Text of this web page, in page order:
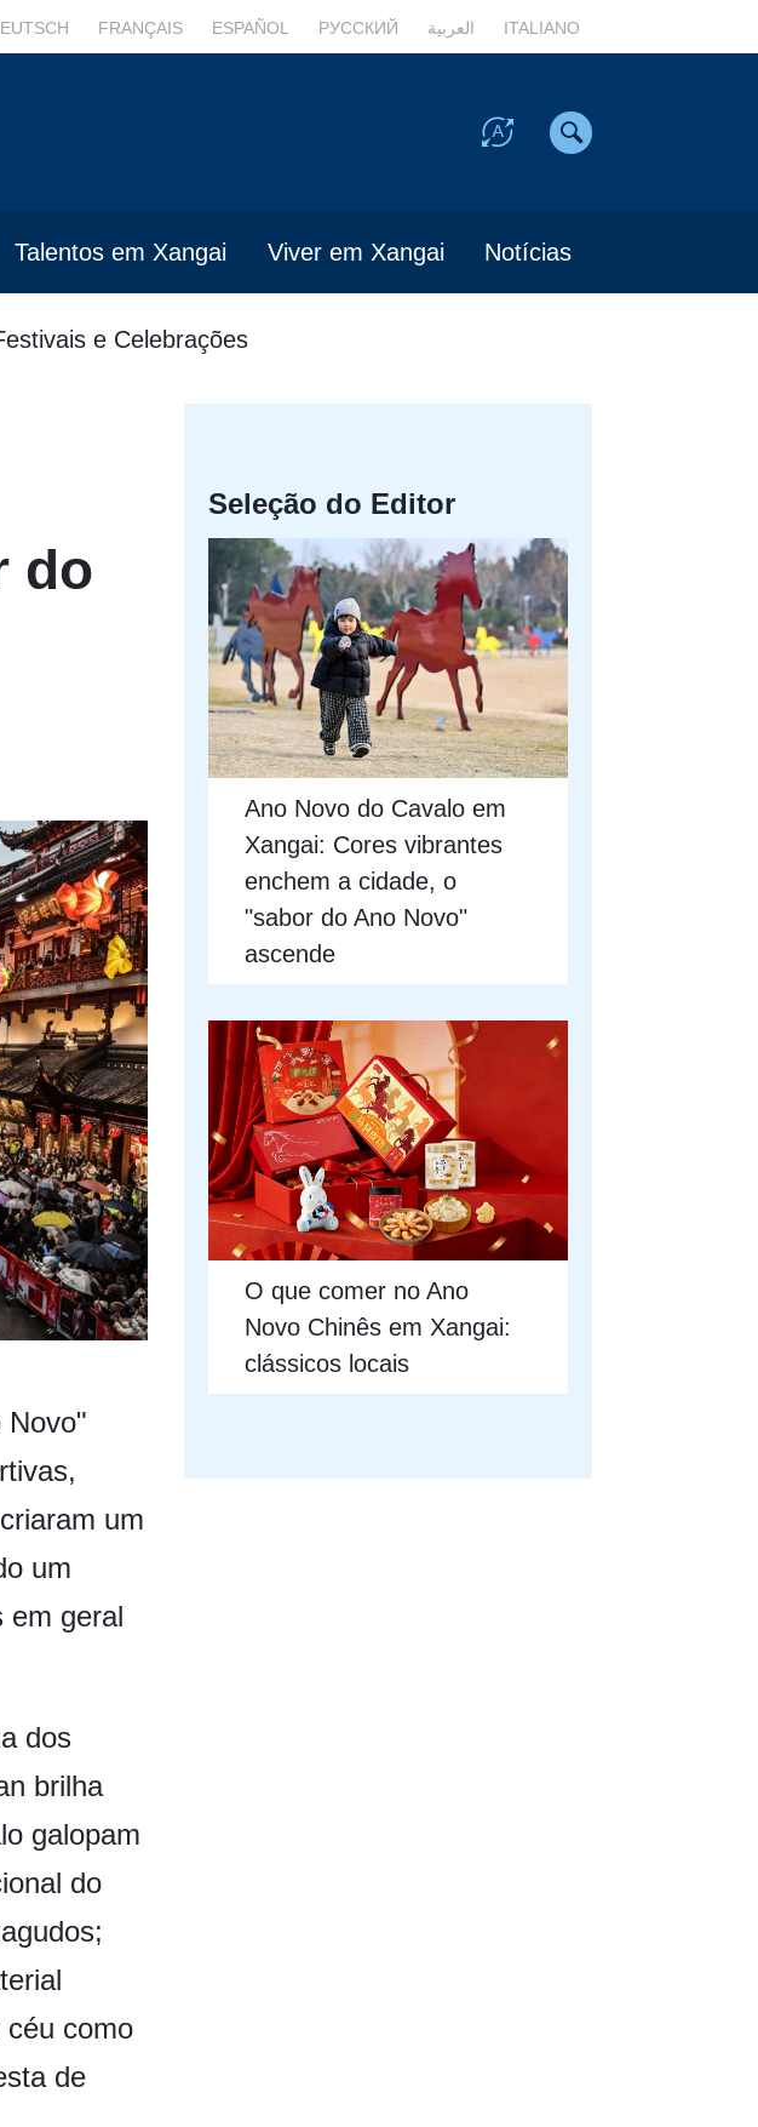
FRANÇAIS ESPAÑOL РУССКИЙ العربية ITALIANO
Talentos em Xangai Viver em Xangai Notícias
e Celebrações
do
Novo"
um
um
em geral
dos
brilha
galopam
do
céu como
de
Seleção do Editor
Ano Novo do Cavalo em
Xangai: Cores vibrantes
enchem a cidade, o
"sabor do Ano Novo"
ascende
O que comer no Ano
Novo Chinês em Xangai:
clássicos locais